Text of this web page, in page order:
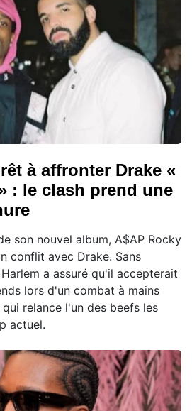
à affronter Drake «
: le clash prend une
son nouvel album, A$AP Rocky
conflit avec Drake. Sans
a assuré qu'il accepterait
lors d'un combat à mains
relance l'un des beefs les
actuel.